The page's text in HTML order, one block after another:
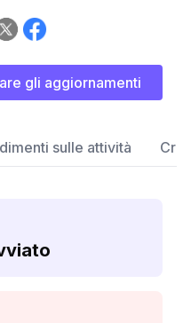
gli aggiornamenti
sulle attività